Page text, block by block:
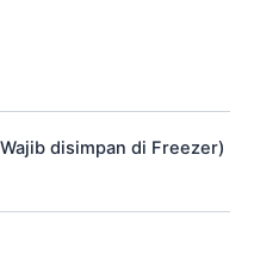
disimpan di Freezer)